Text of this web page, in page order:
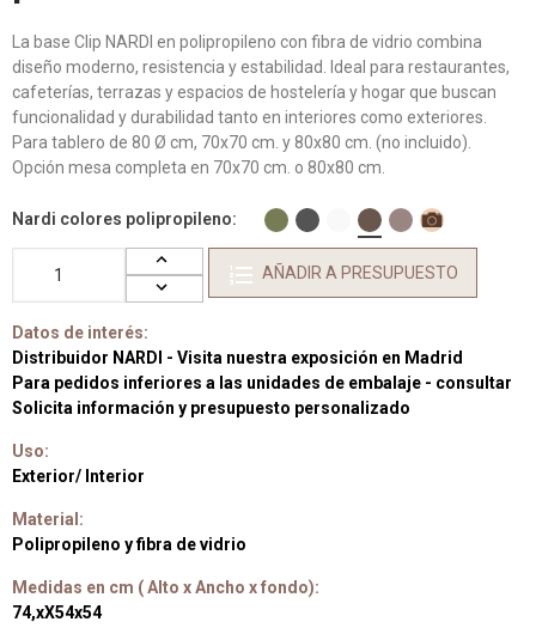
La base Clip NARDI en polipropileno con fibra de vidrio combina
diseño moderno, resistencia y estabilidad. Ideal para restaurantes,
cafeterías, terrazas y espacios de hostelería y hogar que buscan
funcionalidad y durabilidad tanto en interiores como exteriores.
Para tablero de 80 Ø cm, 70x70 cm. y 80x80 cm. (no incluido).
Opción mesa completa en 70x70 cm. o 80x80 cm.
Nardi colores polipropileno
AÑADIR A PRESUPUESTO
Datos de interés:
Distribuidor NARDI - Visita nuestra exposición en Madrid
Para pedidos inferiores a las unidades de embalaje - consultar
Solicita información y presupuesto personalizado
Uso:
Exterior/ Interior
Material:
Polipropileno y fibra de vidrio
Medidas en cm ( Alto x Ancho x fondo):
74,xX54x54